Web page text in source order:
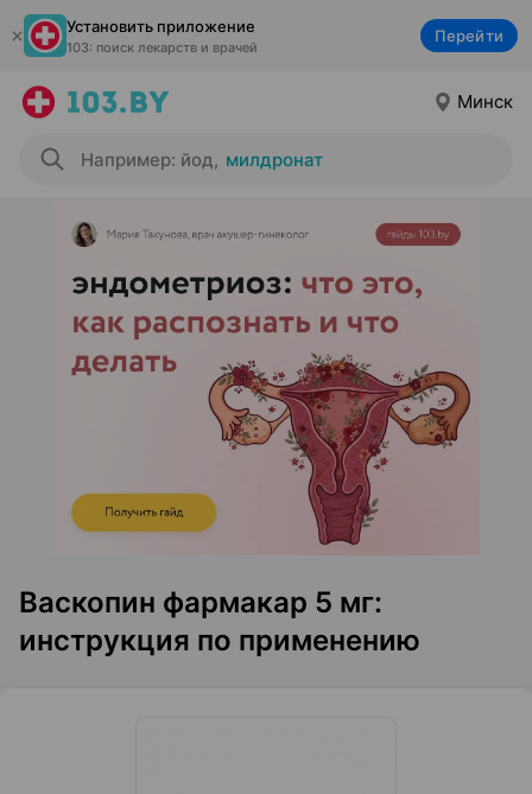
Установить приложение
103: поиск лекарств и врачей
Перейти
Минск
Например: йод, милдронат
Васкопин фармакар 5 мг:
инструкция по применению